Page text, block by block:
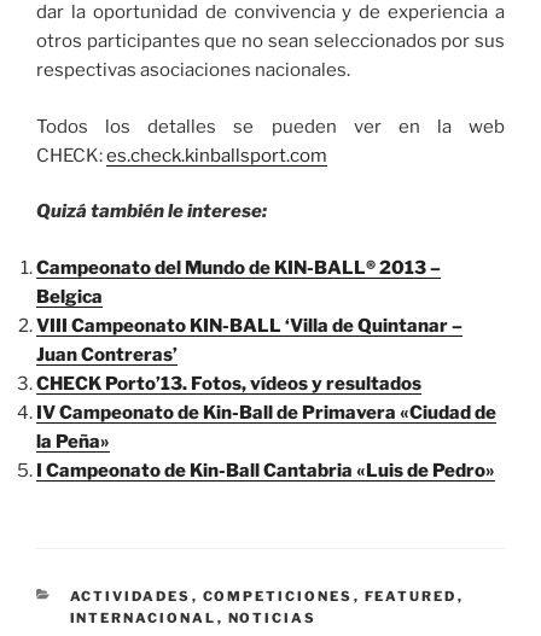
dar la oportunidad de convivencia y de experiencia a
otros participantes que no sean seleccionados por sus
respectivas asociaciones nacionales.
Todos los detalles se pueden ver en la web
CHECK:es.check.kinballsport.com
Quizá también le interese:
Campeonato del Mundo de KIN-BALL® 2013 –
Belgica
VIII Campeonato KIN-BALL ‘Villa de Quintanar –
Juan Contreras’
CHECK Porto’13. Fotos, vídeos y resultados
IV Campeonato de Kin-Ball de Primavera «Ciudad de
la Peña»
I Campeonato de Kin-Ball Cantabria «Luis de Pedro»
CATEGORÍAS
ACTIVIDADES , COMPETICIONES , FEATURED ,
INTERNACIONAL , NOTICIAS